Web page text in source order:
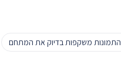
התמונות משקפות בדיוק את המתחם